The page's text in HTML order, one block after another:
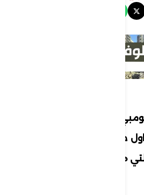
غوستافو بيترو، أن
جر أمريكا اللاتينية إلى
التي هي أشعلته.